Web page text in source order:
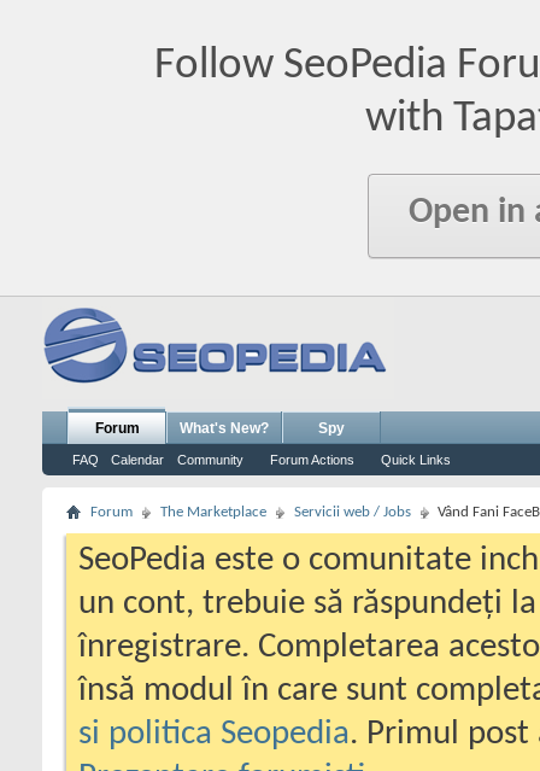
Follow SeoPedia
with
Open in
Forum
FAQ Calendar Community Forum Actions Quick Links
What's New? Spy
Forum The Marketplace Servicii web / Jobs Vând Fani
SeoPedia este o comunitate
un cont, trebuie să răspundeți
înregistrare. Completarea
însă modul în care sunt
si politica Seopedia. Primul